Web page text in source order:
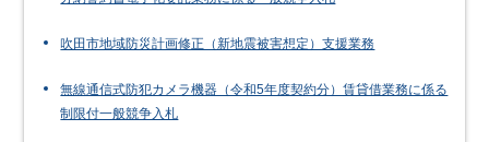
吹田市地域防災計画修正（新地震被害想定）支援業務
無線通信式防犯カメラ機器（令和5年度契約分）賃貸借業務に係る
制限付一般競争入札